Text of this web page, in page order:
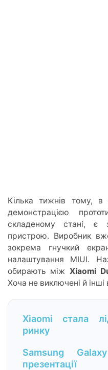
Кілька тижнів тому,
демонстрацією
складеному стані, є
пристрою. Виробник
зокрема гнучкий
налаштування MIUI.
обирають між Xiaomi
Хоча не виключені й інші
Xiaomi стала
ринку
Samsung
презентації